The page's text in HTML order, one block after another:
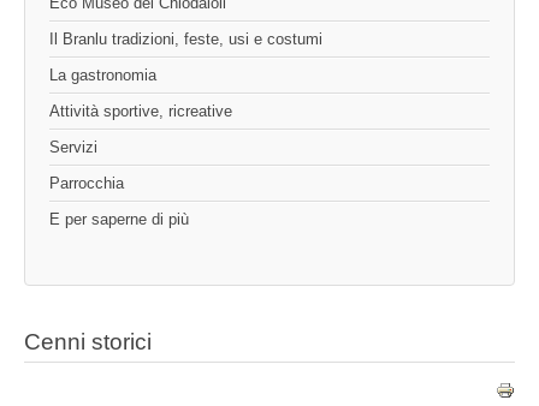
Il Branlu tradizioni, feste, usi e costumi
La gastronomia
Attività sportive, ricreative
Servizi
Parrocchia
E per saperne di più
Cenni storici